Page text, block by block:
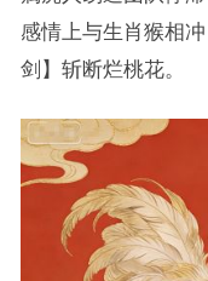
感情上与生肖猴相
剑】斩断烂桃花。